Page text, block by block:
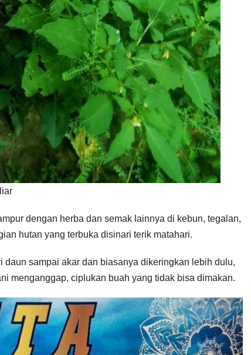
dengan herba dan semak lainnya di kebun, tegalan,
hutan yang terbuka disinari terik matahari.
sampai akar dan biasanya dikeringkan lebih dulu,
menganggap, ciplukan buah yang tidak bisa dimakan.